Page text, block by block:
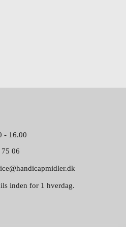
- 16.00
06
inden for 1 hverdag.